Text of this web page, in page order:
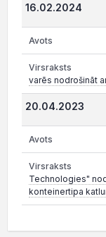
16.02.2024
varēs nodrošināt
20.04.2023
Technologies"
konteinertipa